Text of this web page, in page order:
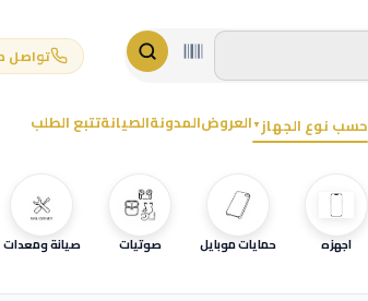
تواصل معنا:
حسب نوع الجهاز ▼العروضالمدونةالصيانةتتبع الطلب
اجهزه حمايات موبايل صوتيات صيانة ومعدات